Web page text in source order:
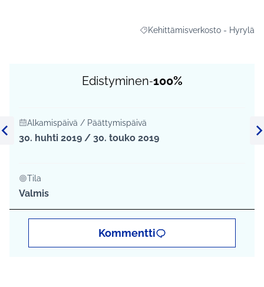
kohde
Rajaa tulokset aihepiirin
Kehittämisverkosto - Hyrylä
Edistyminen-100%
Alkamispäivä / Päättymispäivä
30. huhti 2019 / 30. touko 2019
Tila
Valmis
Kommentti